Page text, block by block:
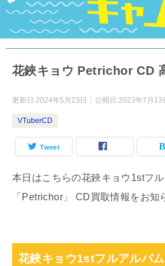
花鋏キョウ Petrichor CD
更新日:2024年5月23日 公開日:2023年7月13
VTuberCD
Tweet
本日はこちらの花鋏キョウ1stフ
「Petrichor」 CD買取情報をお知
花鋏キョウ1stフルアルバ